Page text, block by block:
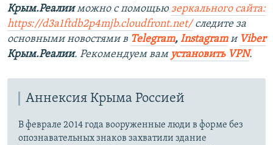
Крым.Реалииможно с помощью зеркального сайта:
https://d3a1ftdb2p4mjb.cloudfront.net/ следите за
основными новостями в Telegram, Instagramи Viber
Крым.Реалии. Рекомендуем вам установить VPN.
Аннексия Крыма Россией
В феврале 2014 года вооруженные люди в форме без
опознавательных знаков захватили здание